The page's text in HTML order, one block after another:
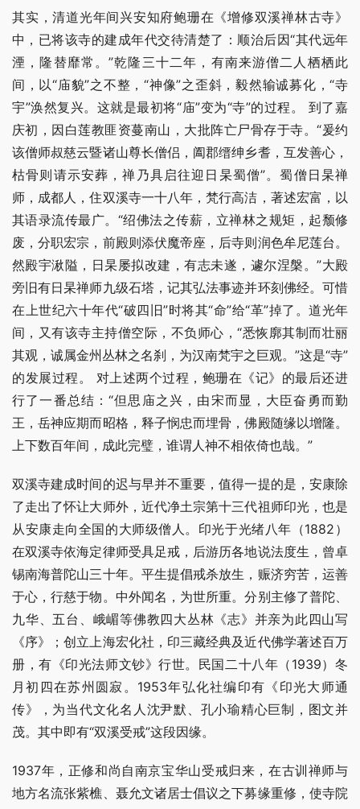
其实，清道光年间兴安知府鲍珊在《增修双溪禅林古寺》
中，已将该寺的建成年代交待清楚了：顺治后因“其代远年
湮，隆替靡常。”乾隆三十二年，有南来游僧二人栖栖此
间，以“庙貌”之不整，“神像”之歪斜，毅然输诚募化，“寺
宇”涣然复兴。这就是最初将“庙”变为“寺”的过程。 到了嘉
庆初，因白莲教匪资蔓南山，大批阵亡尸骨存于寺。“爰约
该僧师叔慈云暨诸山尊长僧侣，阖郡缙绅乡耆，互发善心，
枯骨则请示安葬，禅乃具启往迎日杲蜀僧”。蜀僧日杲禅
师，成都人，住双溪寺一十八年，梵行高洁，著述宏富，以
其语录流传最广。“绍佛法之传薪，立禅林之规矩，起颓修
废，分职宏宗，前殿则添伏魔帝座，后寺则润色牟尼莲台。
然殿宇湫隘，日杲屡拟改建，有志未遂，遽尔涅槃。”大殿
旁旧有日杲禅师九级石塔，记其弘法事迹并环刻佛经。可惜
在上世纪六十年代“破四旧”时将其“命”给“革”掉了。道光年
间，又有该寺主持僧空际，不负师心，“悉恢廓其制而壮丽
其观，诚属金州丛林之名刹，为汉南梵宇之巨观。”这是“寺”
的发展过程。 对上述两个过程，鲍珊在《记》的最后还进
行了一番总结：“但思庙之兴，由宋而显，大臣奋勇而勤
王，岳神应期而昭格，释子悯忠而埋骨，佛殿随缘以增隆。
上下数百年间，成此完璧，谁谓人神不相依倚也哉。”
双溪寺建成时间的迟与早并不重要，值得一提的是，安康除
了走出了怀让大师外，近代净土宗第十三代祖师印光，也是
从安康走向全国的大师级僧人。印光于光绪八年（1882）
在双溪寺依海定律师受具足戒，后游历各地说法度生，曾卓
锡南海普陀山三十年。平生提倡戒杀放生，赈济穷苦，运善
于心，行慈于物。中外闻名，为世所重。分别主修了普陀、
九华、五台、峨嵋等佛教四大丛林《志》并亲为此四山写
《序》；创立上海宏化社，印三藏经典及近代佛学著述百万
册，有《印光法师文钞》行世。民国二十八年（1939）冬
月初四在苏州圆寂。1953年弘化社编印有《印光大师通
传》，为当代文化名人沈尹默、孔小瑜精心巨制，图文并
茂。其中即有“双溪受戒”这段因缘。
1937年，正修和尚自南京宝华山受戒归来，在古训禅师与
地方名流张紫樵、聂允文诸居士倡议之下募缘重修，使寺院